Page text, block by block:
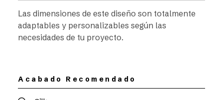
Las dimensiones de este diseño son totalmente
adaptables y personalizables según las
necesidades de tu proyecto.
Acabado Recomendado